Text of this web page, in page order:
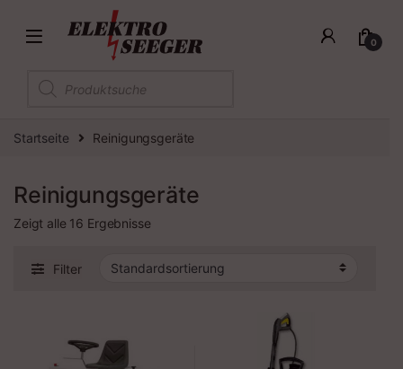
0
Products search
Startseite Reinigungsgeräte
Reinigungsgeräte
Zeigt alle 16 Ergebnisse
Filter